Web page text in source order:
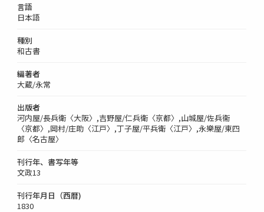
言語
日本語
種別
和古書
編著者
大蔵/永常
出版者
河内屋/長兵衛〈大阪〉,吉野屋/仁兵衛〈京都〉,山城屋/佐兵衞
〈京都〉,岡村/庄助〈江戸〉,丁子屋/平兵衛〈江戸〉,永樂屋/東四
郎〈名古屋〉
刊行年、書写年等
文政13
刊行年月日（西暦)
1830